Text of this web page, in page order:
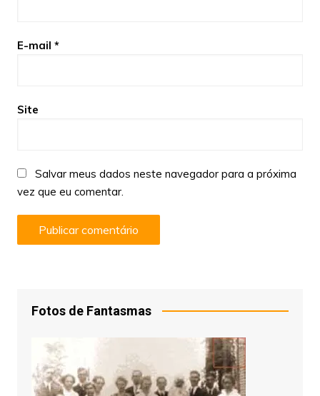
E-mail *
Site
Salvar meus dados neste navegador para a próxima
vez que eu comentar.
Fotos de Fantasmas